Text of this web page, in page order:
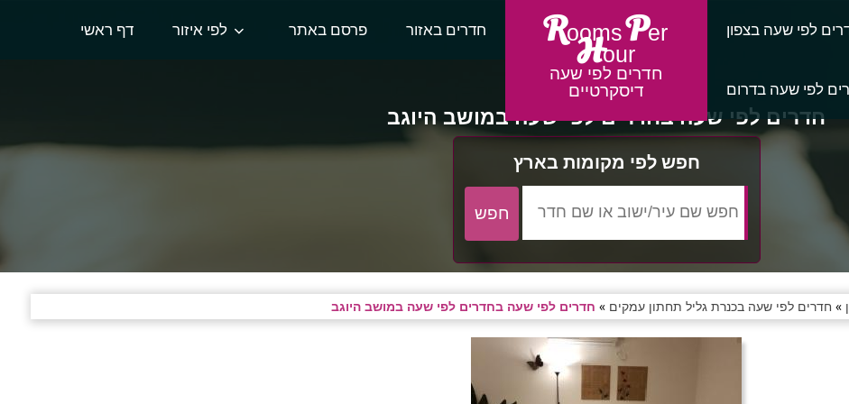
דף ראשי לפי איזור פרסם באתר חדרים באזור Rooms Per
Hour
חדרים לפי שעה
דיסקרטיים
לפי שעה בצפון
לפי שעה בדרום
חדרים לפי שעה בחדרים לפי שעה במושב היוגב
חפש לפי מקומות בארץ
» חדרים לפי שעה בכנרת גליל תחתון עמקים » חדרים לפי שעה בחדרים לפי שעה במושב היוגב